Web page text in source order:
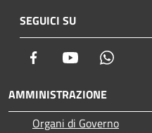
SEGUICI SU
Facebook Youtube
AMMINISTRAZIONE
Organi di Governo